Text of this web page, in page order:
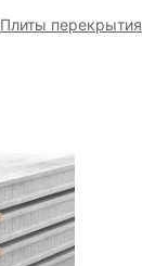
Плиты перекрытия